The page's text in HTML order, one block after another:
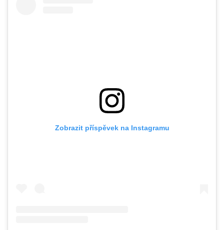
Zobrazit příspěvek na Instagramu